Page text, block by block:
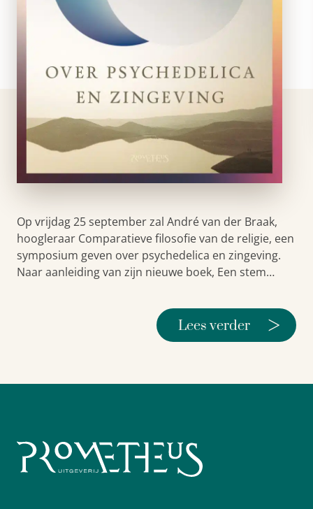
Op vrijdag 25 september zal André van der Braak,
hoogleraar Comparatieve filosofie van de religie, een
symposium geven over psychedelica en zingeving.
Naar aanleiding van zijn nieuwe boek, Een stem…
Lees verder >